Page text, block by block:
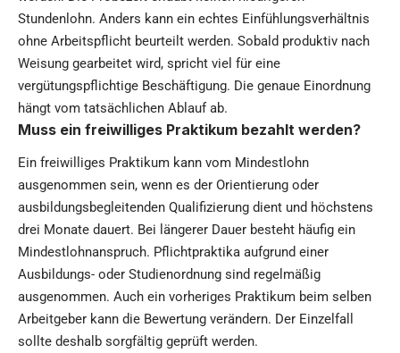
Stundenlohn. Anders kann ein echtes Einfühlungsverhältnis
ohne Arbeitspflicht beurteilt werden. Sobald produktiv nach
Weisung gearbeitet wird, spricht viel für eine
vergütungspflichtige Beschäftigung. Die genaue Einordnung
hängt vom tatsächlichen Ablauf ab.
Muss ein freiwilliges Praktikum bezahlt werden?
Ein freiwilliges Praktikum kann vom Mindestlohn
ausgenommen sein, wenn es der Orientierung oder
ausbildungsbegleitenden Qualifizierung dient und höchstens
drei Monate dauert. Bei längerer Dauer besteht häufig ein
Mindestlohnanspruch. Pflichtpraktika aufgrund einer
Ausbildungs- oder Studienordnung sind regelmäßig
ausgenommen. Auch ein vorheriges Praktikum beim selben
Arbeitgeber kann die Bewertung verändern. Der Einzelfall
sollte deshalb sorgfältig geprüft werden.